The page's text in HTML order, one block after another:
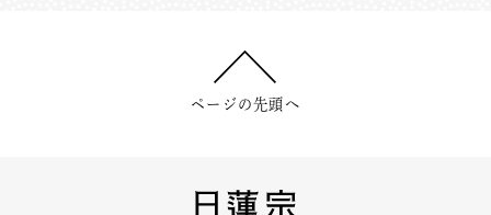
ページの先頭へ